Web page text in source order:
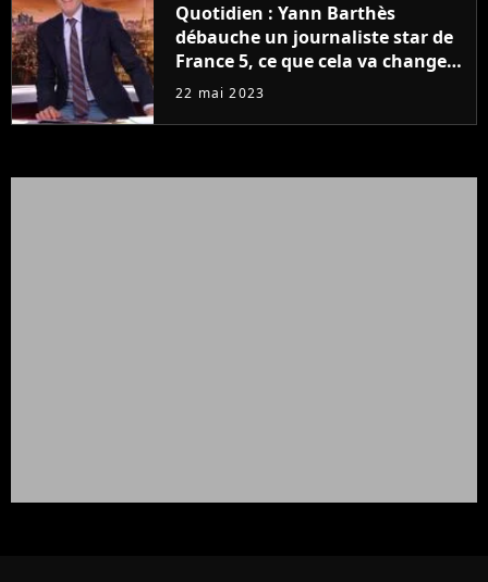
Quotidien : Yann Barthès
débauche un journaliste star de
France 5, ce que cela va changer
à la rentrée
22 mai 2023